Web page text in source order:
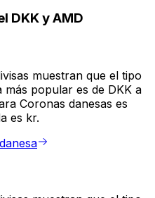
DKK y AMD
muestran que el tipo
más popular es de DKK a
Coronas danesas es
es kr.